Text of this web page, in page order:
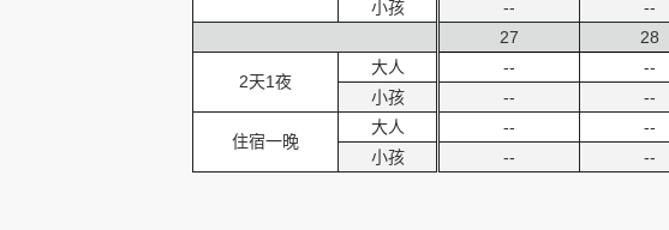
小孩
2天1夜
大人
小孩
住宿一晚
大人
小孩
--
--
27
--
--
--
--
28
--
--
--
--